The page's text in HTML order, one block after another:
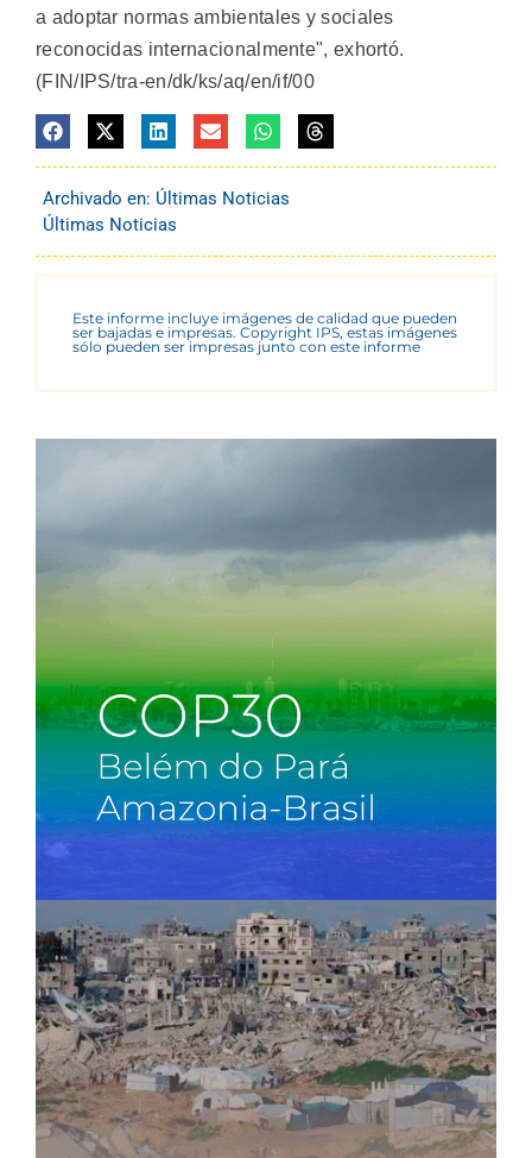
a adoptar normas ambientales y sociales
reconocidas internacionalmente", exhortó.
(FIN/IPS/tra-en/dk/ks/aq/en/if/00
Archivado en: Últimas Noticias
Últimas Noticias
Este informe incluye imágenes de calidad que pueden
ser bajadas e impresas. Copyright IPS, estas imágenes
sólo pueden ser impresas junto con este informe